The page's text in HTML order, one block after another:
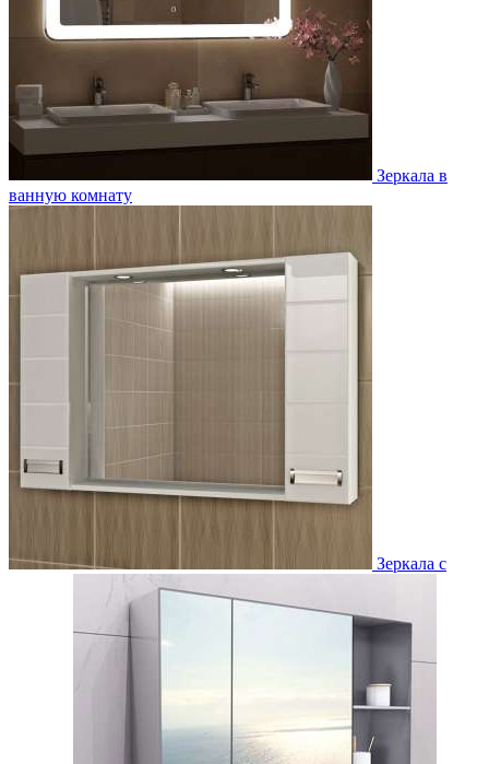
Зеркала в
ванную комнату
Зеркала с